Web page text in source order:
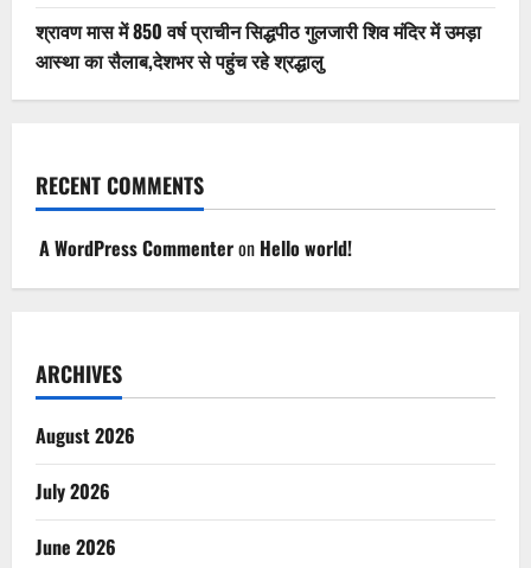
श्रावण मास में 850 वर्ष प्राचीन सिद्धपीठ गुलजारी शिव मंदिर में उमड़ा
आस्था का सैलाब,देशभर से पहुंच रहे श्रद्धालु
RECENT COMMENTS
A WordPress Commenteron Hello world!
ARCHIVES
August 2026
July 2026
June 2026